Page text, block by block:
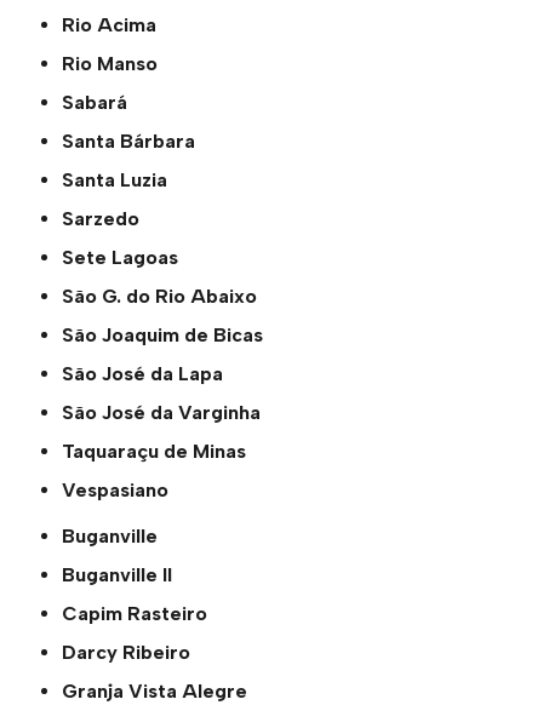
Rio Acima
Rio Manso
Sabará
Santa Bárbara
Santa Luzia
Sarzedo
Sete Lagoas
São G. do Rio Abaixo
São Joaquim de Bicas
São José da Lapa
São José da Varginha
Taquaraçu de Minas
Vespasiano
Buganville
Buganville ll
Capim Rasteiro
Darcy Ribeiro
Granja Vista Alegre